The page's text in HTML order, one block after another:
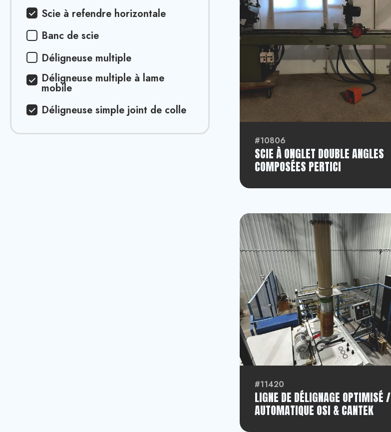
Scie à refendre horizontale
Banc de scie
Déligneuse multiple
Déligneuse multiple à lame
mobile
Déligneuse simple joint de colle
#10806
SCIE À ONGLET DOUBLE ANGLES
COMPOSÉES PERTICI
#11420
LIGNE DE DÉLIGNAGE OPTIMISÉ /
AUTOMATIQUE OSI & CANTEK